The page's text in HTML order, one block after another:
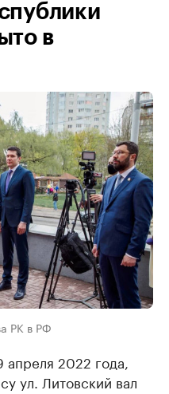
в
РК в РФ
апреля 2022 года,
ул. Литовский вал